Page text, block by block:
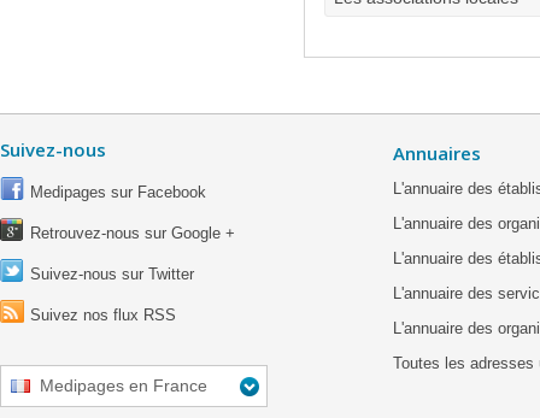
Suivez-nous
Medipages sur Facebook
Retrouvez-nous sur Google +
Suivez-nous sur Twitter
Suivez nos flux RSS
Medipages en France
Annuaires
L'annuaire des
L'annuaire des
L'annuaire des
L'annuaire des
L'annuaire des
Toutes les adresses